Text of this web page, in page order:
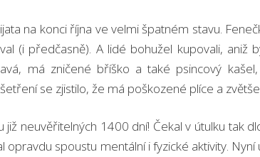
na konci října ve velmi špatném stavu.
(i předčasně). A lidé bohužel kupovali,
má zničené bříško a také psincový
se zjistilo, že má poškozené plíce a
již neuvěřitelných 1400 dní! Čekal v útulku tak
spoustu mentální i fyzické aktivity.